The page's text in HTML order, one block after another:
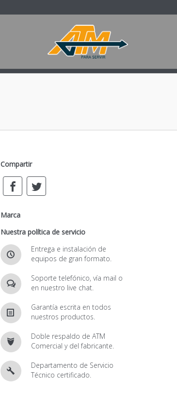
Compartir
Marca
Nuestra política de servicio
Entrega e instalación de
equipos de gran formato.
Soporte telefónico, vía mail o
en nuestro live chat.
Garantía escrita en todos
nuestros productos.
Doble respaldo de ATM
Comercial y del fabricante.
Departamento de Servicio
Técnico certificado.